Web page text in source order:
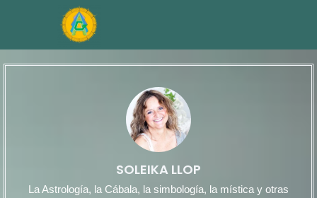
SOLEIKA LLOP
La Astrología, la Cábala, la simbología, la mística y otras